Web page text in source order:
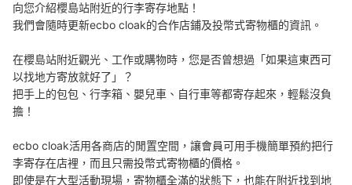
从JR ゆめ咲線桜島駅站步行5分钟。
本日營業時間:06:00〜23:00
会場しさを正面にし、右側にある。 小さいサイズのみ 両
替機あり。 公演終了までの利用 使える時間などは確認必
要
向您介紹櫻島站附近的行李寄存地點！
我們會隨時更新ecbo cloak的合作店鋪及投幣式寄物櫃的資訊。
在櫻島站附近觀光、工作或購物時，您是否曾想過「如果這東西可
以找地方寄放就好了」？
把手上的包包、行李箱、嬰兒車、自行車等都寄存起來，輕鬆沒負
擔！
ecbo cloak活用各商店的閒置空間，讓會員可用手機簡單預約把行
李寄存在店裡，而且只需投幣式寄物櫃的價格。
即使是在大型活動現場，寄物櫃全滿的狀態下，也能在附近找到地